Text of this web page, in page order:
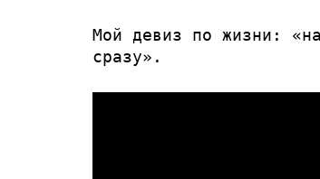
Мой девиз по жизни:
сразу».